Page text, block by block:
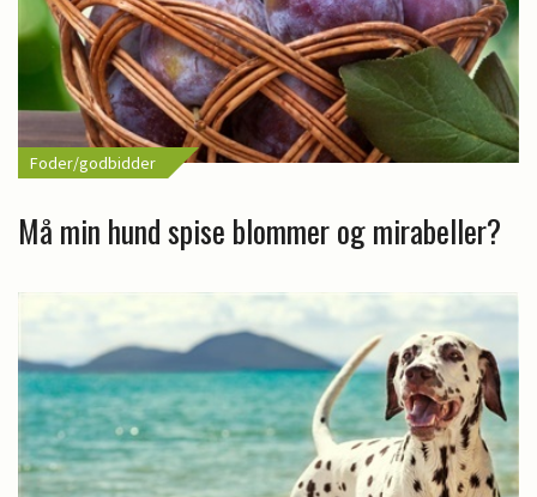
Foder/godbidder
Må min hund spise blommer og mirabeller?